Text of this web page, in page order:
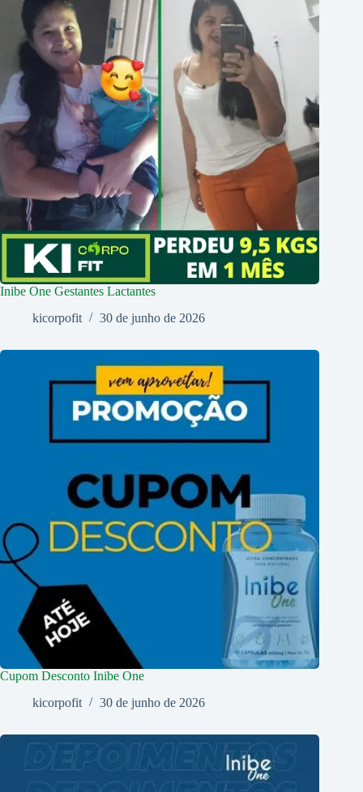
Inibe One Gestantes Lactantes
kicorpofit
30 de junho de 2026
Cupom Desconto Inibe One
kicorpofit
30 de junho de 2026